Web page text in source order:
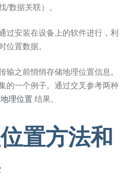
/数据关联）。
过安装在设备上的软件进行，利
位置数据。
输之前悄悄存储地理位置信息。
的一个例子。通过交叉参考两种
理位置 结果。
置方法和